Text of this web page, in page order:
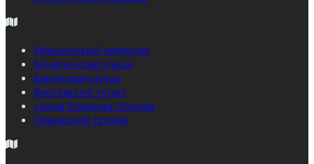
Ирининский переулок
Качалинская улица
Бакинская улица
Весковский тупик
улица Комдива Орлова
Перовский проезд